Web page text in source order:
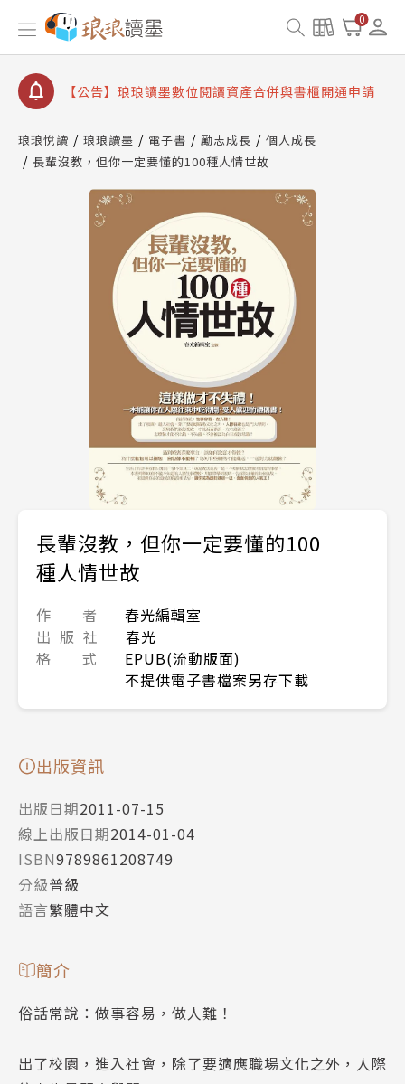
0
【公告】因 Readmoo 讀墨系統維護中，本站同步暫
停部分閱讀服務
【公告】琅琅讀墨數位閱讀資產合併與書櫃開通申請
【公告】琅琅讀墨書櫃開通常見問題
請圖文教學
【公告】琅琅書店服務升級重要說明及資產合併結果
查詢
【公告】因 Readmoo 讀墨系統維護中，本站同步暫
停部分閱讀服務
琅琅悅讀 琅琅讀墨 電子書 勵志成長
個人成長
長輩沒教，但你一定要懂的100種人情世故
長輩沒教，但你一定要懂的100
種人情世故
作 者
春光編輯室
出 版 社
春光
格 式
EPUB(流動版面)
不提供電子書檔案另存下載
出版資訊
出版日期2011-07-15
線上出版日期2014-01-04
ISBN9789861208749
分級普級
語言繁體中文
簡介
俗話常說：做事容易，做人難！
出了校園，進入社會，除了要適應職場文化之外，人際